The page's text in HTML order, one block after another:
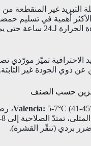
التبريد غير المنقطعة من
الأكثر أهمية في تسليم
عالية الجودة. إساءة
الاحترافية تميّز مورّدي
عن ذوي الجودة غير الثابتة.
حسب الصنف